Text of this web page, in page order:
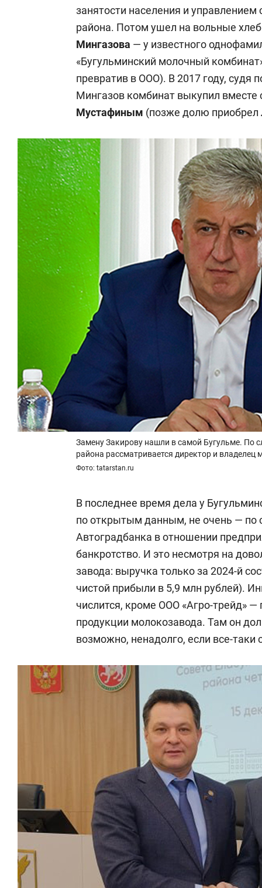
занятости населения и управлением
района. Потом ушел на вольные
Мингазова — у известного
«Бугульминский молочный
превратив в ООО). В 2017 году, судя
Мингазов комбинат выкупил
Мустафиным (позже долю приобрел
Замену Закирову нашли в самой Бугульме. По
района рассматривается директор и
Фото: tatarstan.ru
В последнее время дела у
по открытым данным, не очень — по
Автоградбанка в отношении
банкротство. И это несмотря на
завода: выручка только за 2024-й
чистой прибыли в 5,9 млн рублей).
числится, кроме ООО «Агро-трейд»
продукции молокозавода. Там он
возможно, ненадолго, если все-таки